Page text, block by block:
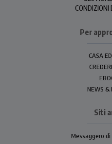
CONDIZIONI
Per
CASA
NEWS &
Siti
Messaggero